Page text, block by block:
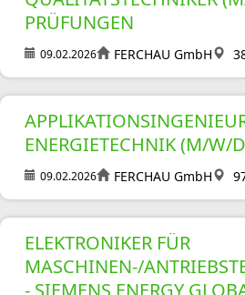
PRÜFUNGEN
09.02.2026 FERCHAU GmbH
ENERGIETECHNIK (M/W/
09.02.2026 FERCHAU GmbH
ELEKTRONIKER FÜR
MASCHINEN-/
- SIEMENS ENERGY